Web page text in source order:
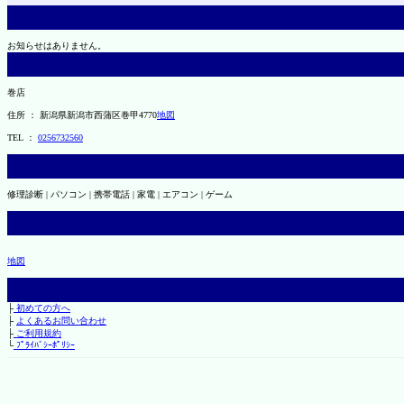
お知らせはありません。
巻店
住所 ： 新潟県新潟市西蒲区巻甲4770地図
TEL ： 0256732560
修理診断 | パソコン | 携帯電話 | 家電 | エアコン | ゲーム
地図
├初めての方へ
├ よくあるお問い合わせ
├ご利用規約
└ﾌﾟﾗｲﾊﾞｼｰﾎﾟﾘｼｰ